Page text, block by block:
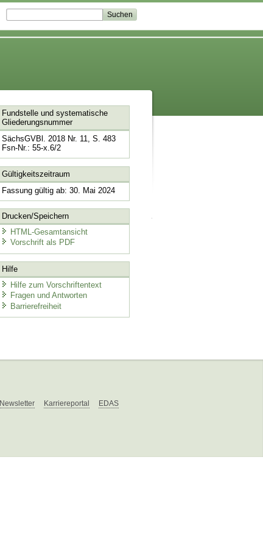
Fundstelle und systematische
Gliederungsnummer
SächsGVBl. 2018 Nr. 11, S. 483
Fsn-Nr.: 55-x.6/2
Gültigkeitszeitraum
Fassung gültig ab: 30. Mai 2024
Drucken/Speichern
HTML-Gesamtansicht
Vorschrift als PDF
Hilfe
Hilfe zum Vorschriftentext
Fragen und Antworten
Barrierefreiheit
Newsletter Karriereportal EDAS